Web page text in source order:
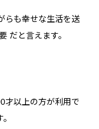
らも幸せな生活を送
だと言えます。
才以上の方が利用で